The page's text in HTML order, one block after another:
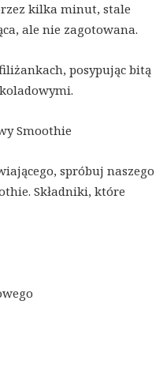
kilka minut, stale
ale nie zagotowana.
posypując bitą
Smoothie
spróbuj naszego
Składniki, które